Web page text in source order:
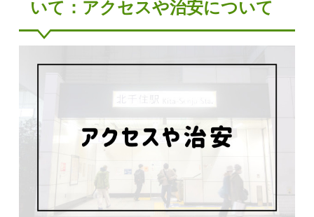
いて：アクセスや治安について